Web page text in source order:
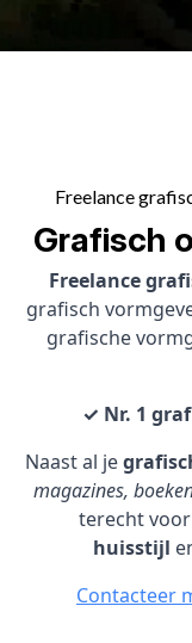
Freelance
Grafisch
Freelance
grafisch
grafische
✓ Nr. 1
Naast al je
magazines,
terecht
huisstijl
Contacteer